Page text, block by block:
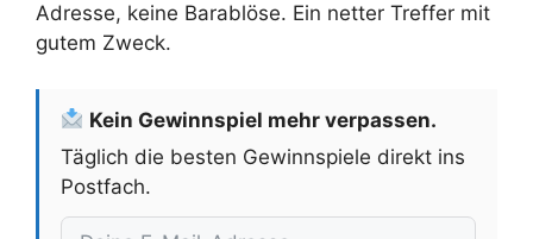
Adresse, keine Barablöse. Ein netter Treffer mit
gutem Zweck.
Kein Gewinnspiel mehr verpassen.
Täglich die besten Gewinnspiele direkt ins
Postfach.